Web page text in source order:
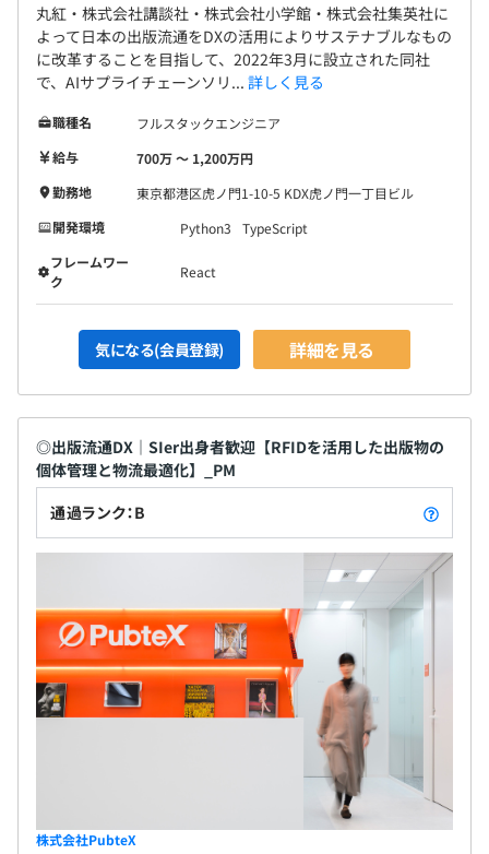
丸紅・株式会社講談社・株式会社小学館・株式会社集英社に
よって日本の出版流通をDXの活用によりサステナブルなもの
に改革することを目指して、2022年3月に設立された同社
で、AIサプライチェーンソリ... 詳しく見る
職種名
フルスタックエンジニア
給与
700万 〜 1,200万円
勤務地
東京都港区虎ノ門1-10-5 KDX虎ノ門一丁目ビル
開発環境
Python3
TypeScript
フレームワー
ク
React
気になる(会員登録) 詳細を見る
◎出版流通DX｜SIer出身者歓迎【RFIDを活用した出版物の
個体管理と物流最適化】_PM
通過ランク：B
株式会社PubteX